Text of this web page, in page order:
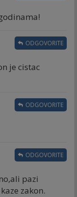
je cistac
ODGOVORITE
ODGOVORITE
pazi
zakon.
ODGOVORITE